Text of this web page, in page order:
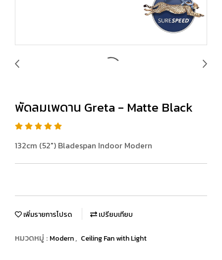
พัดลมเพดาน Greta - Matte Black
132cm (52") Bladespan Indoor Modern
เพิ่มรายการโปรด เปรียบเทียบ
หมวดหมู่ : Modern, Ceiling Fan with Light